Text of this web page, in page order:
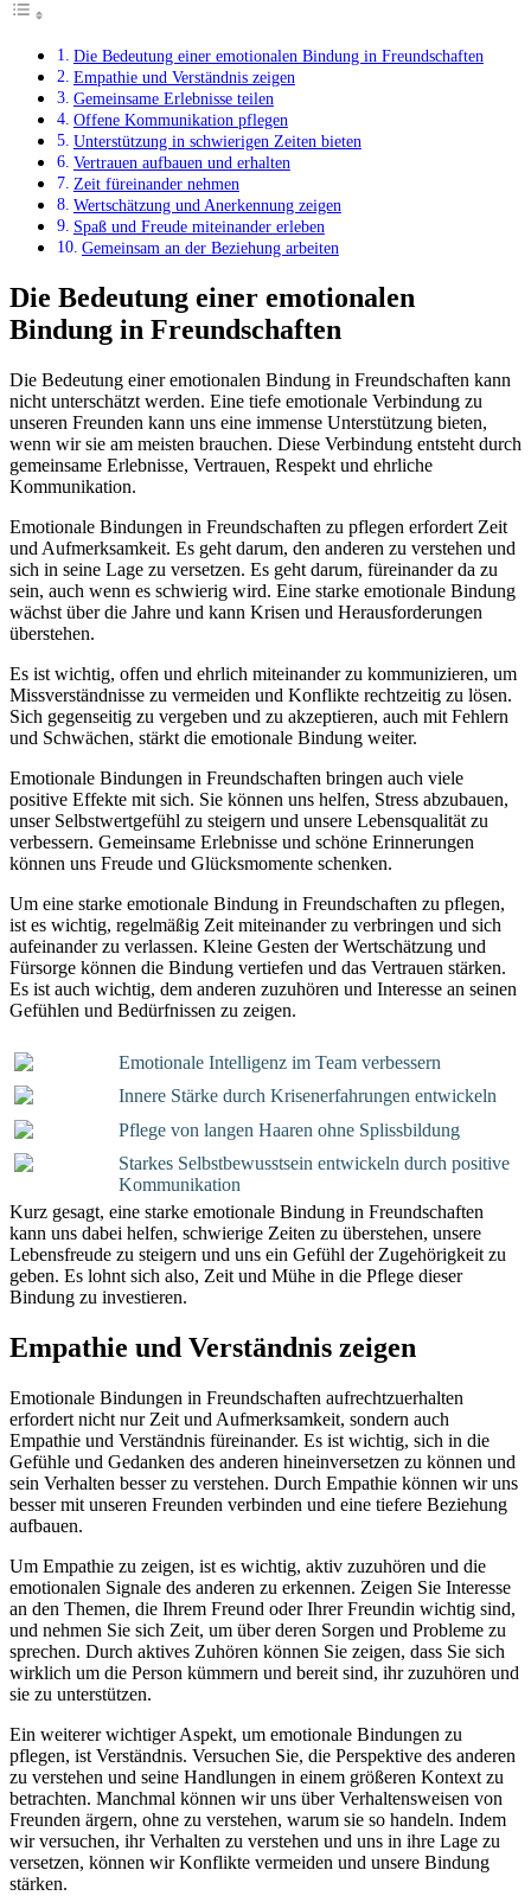
Die Bedeutung einer emotionalen Bindung in Freundschaften
Empathie und Verständnis zeigen
Gemeinsame Erlebnisse teilen
Offene Kommunikation pflegen
Unterstützung in schwierigen Zeiten bieten
Vertrauen aufbauen und erhalten
Zeit füreinander nehmen
Wertschätzung und Anerkennung zeigen
Spaß und Freude miteinander erleben
Gemeinsam an der Beziehung arbeiten
Die Bedeutung einer emotionalen
Bindung in Freundschaften
Die Bedeutung einer emotionalen Bindung in Freundschaften kann
nicht unterschätzt werden. Eine tiefe emotionale Verbindung zu
unseren Freunden kann uns eine immense Unterstützung bieten,
wenn wir sie am meisten brauchen. Diese Verbindung entsteht durch
gemeinsame Erlebnisse, Vertrauen, Respekt und ehrliche
Kommunikation.
Emotionale Bindungen in Freundschaften zu pflegen erfordert Zeit
und Aufmerksamkeit. Es geht darum, den anderen zu verstehen und
sich in seine Lage zu versetzen. Es geht darum, füreinander da zu
sein, auch wenn es schwierig wird. Eine starke emotionale Bindung
wächst über die Jahre und kann Krisen und Herausforderungen
überstehen.
Es ist wichtig, offen und ehrlich miteinander zu kommunizieren, um
Missverständnisse zu vermeiden und Konflikte rechtzeitig zu lösen.
Sich gegenseitig zu vergeben und zu akzeptieren, auch mit Fehlern
und Schwächen, stärkt die emotionale Bindung weiter.
Emotionale Bindungen in Freundschaften bringen auch viele
positive Effekte mit sich. Sie können uns helfen, Stress abzubauen,
unser Selbstwertgefühl zu steigern und unsere Lebensqualität zu
verbessern. Gemeinsame Erlebnisse und schöne Erinnerungen
können uns Freude und Glücksmomente schenken.
Um eine starke emotionale Bindung in Freundschaften zu pflegen,
ist es wichtig, regelmäßig Zeit miteinander zu verbringen und sich
aufeinander zu verlassen. Kleine Gesten der Wertschätzung und
Fürsorge können die Bindung vertiefen und das Vertrauen stärken.
Es ist auch wichtig, dem anderen zuzuhören und Interesse an seinen
Gefühlen und Bedürfnissen zu zeigen.
Emotionale Intelligenz im Team verbessern
Innere Stärke durch Krisenerfahrungen entwickeln
Pflege von langen Haaren ohne Splissbildung
Starkes Selbstbewusstsein entwickeln durch positive
Kommunikation
Kurz gesagt, eine starke emotionale Bindung in Freundschaften
kann uns dabei helfen, schwierige Zeiten zu überstehen, unsere
Lebensfreude zu steigern und uns ein Gefühl der Zugehörigkeit zu
geben. Es lohnt sich also, Zeit und Mühe in die Pflege dieser
Bindung zu investieren.
Empathie und Verständnis zeigen
Emotionale Bindungen in Freundschaften aufrechtzuerhalten
erfordert nicht nur Zeit und Aufmerksamkeit, sondern auch
Empathie und Verständnis füreinander. Es ist wichtig, sich in die
Gefühle und Gedanken des anderen hineinversetzen zu können und
sein Verhalten besser zu verstehen. Durch Empathie können wir uns
besser mit unseren Freunden verbinden und eine tiefere Beziehung
aufbauen.
Um Empathie zu zeigen, ist es wichtig, aktiv zuzuhören und die
emotionalen Signale des anderen zu erkennen. Zeigen Sie Interesse
an den Themen, die Ihrem Freund oder Ihrer Freundin wichtig sind,
und nehmen Sie sich Zeit, um über deren Sorgen und Probleme zu
sprechen. Durch aktives Zuhören können Sie zeigen, dass Sie sich
wirklich um die Person kümmern und bereit sind, ihr zuzuhören und
sie zu unterstützen.
Ein weiterer wichtiger Aspekt, um emotionale Bindungen zu
pflegen, ist Verständnis. Versuchen Sie, die Perspektive des anderen
zu verstehen und seine Handlungen in einem größeren Kontext zu
betrachten. Manchmal können wir uns über Verhaltensweisen von
Freunden ärgern, ohne zu verstehen, warum sie so handeln. Indem
wir versuchen, ihr Verhalten zu verstehen und uns in ihre Lage zu
versetzen, können wir Konflikte vermeiden und unsere Bindung
stärken.